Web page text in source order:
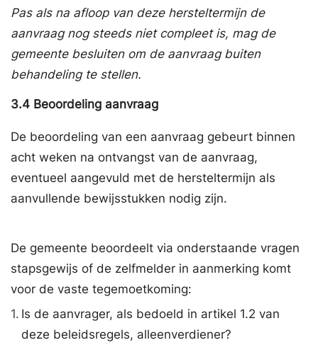
Pas als na afloop van deze hersteltermijn de
aanvraag nog steeds niet compleet is, mag de
gemeente besluiten om de aanvraag buiten
behandeling te stellen.
3.4 Beoordeling aanvraag
De beoordeling van een aanvraag gebeurt binnen
acht weken na ontvangst van de aanvraag,
eventueel aangevuld met de hersteltermijn als
aanvullende bewijsstukken nodig zijn.
De gemeente beoordeelt via onderstaande vragen
stapsgewijs of de zelfmelder in aanmerking komt
voor de vaste tegemoetkoming:
1. Is de aanvrager, als bedoeld in artikel 1.2 van
deze beleidsregels, alleenverdiener?